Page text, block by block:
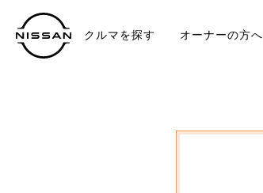
クルマを探す オーナーの方へ